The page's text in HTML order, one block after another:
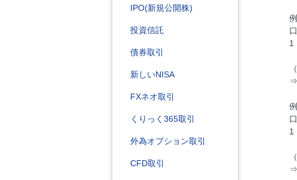
IPO(新規公開株)
投資信託
債券取引
新しいNISA
FXネオ取引
くりっく365取引
外為オプション取引
CFD取引
1
⇒
1
⇒